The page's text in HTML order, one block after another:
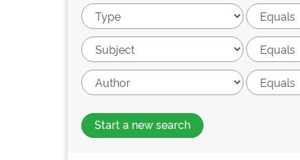
Start a new search